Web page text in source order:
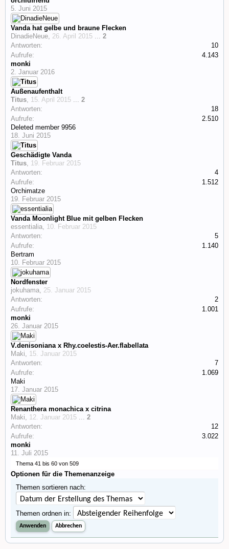
5. Juni 2015
Vanda hat gelbe und braune Flecken
DinadieNeue, 26. April 2015 ... 2
Antworten:
10
Aufrufe:
4.143
monki
2. Januar 2016
Außenaufenthalt
Titus, 15. April 2015 ... 2
Antworten:
18
Aufrufe:
2.510
Deleted member 9956
18. Juni 2015
Geschädigte Vanda
Titus, 19. Februar 2015
Antworten:
4
Aufrufe:
1.512
Orchimatze
19. Februar 2015
Vanda Moonlight Blue mit gelben Flecken
essentialia, 10. Februar 2015
Antworten:
5
Aufrufe:
1.140
Bertram
10. Februar 2015
Nordfenster
jokuhama, 25. Januar 2015
Antworten:
2
Aufrufe:
1.001
monki
26. Januar 2015
V.denisoniana x Rhy.coelestis-Aer.flabellata
Maki, 15. Januar 2015
Antworten:
7
Aufrufe:
1.069
Maki
17. Januar 2015
Renanthera monachica x citrina
Maki, 12. Januar 2015 ... 2
Antworten:
12
Aufrufe:
3.022
monki
11. Juli 2015
Thema 41 bis 60 von 509
Optionen für die Themenanzeige
Themen sortieren nach:
Themen ordnen in: